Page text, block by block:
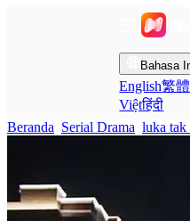
Bahasa
English繁
Việtहिंदी
Beranda Serial Drama luka tak